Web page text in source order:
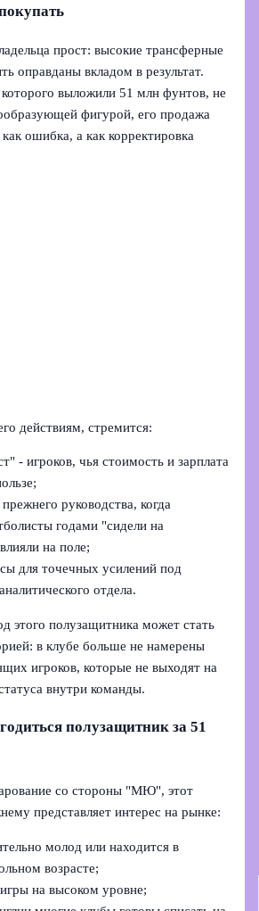
прост: высокие трансферные
оправданы вкладом в результат.
выложили 51 млн фунтов, не
фигурой, его продажа
ошибка, а как корректировка
действиям, стремится:
- игроков, чья стоимость и зарплата
руководства, когда
годами "сидели на
на поле;
для точечных усилений под
отдела.
этого полузащитника может стать
в клубе больше не намерены
игроков, которые не выходят на
внутри команды.
полузащитник за 51
со стороны "МЮ", этот
представляет интерес на рынке:
молод или находится в
возрасте;
на высоком уровне;